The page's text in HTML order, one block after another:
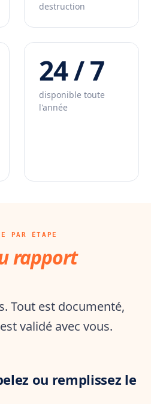
destruction
24 / 7
disponible toute
l'année
PAR ÉTAPE
rapport
Tout est documenté,
validé avec vous.
ou remplissez le